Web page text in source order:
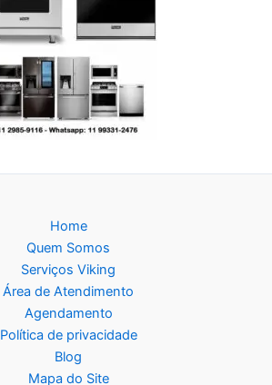
Home
Quem Somos
Serviços Viking
Área de Atendimento
Agendamento
Política de privacidade
Blog
Mapa do Site